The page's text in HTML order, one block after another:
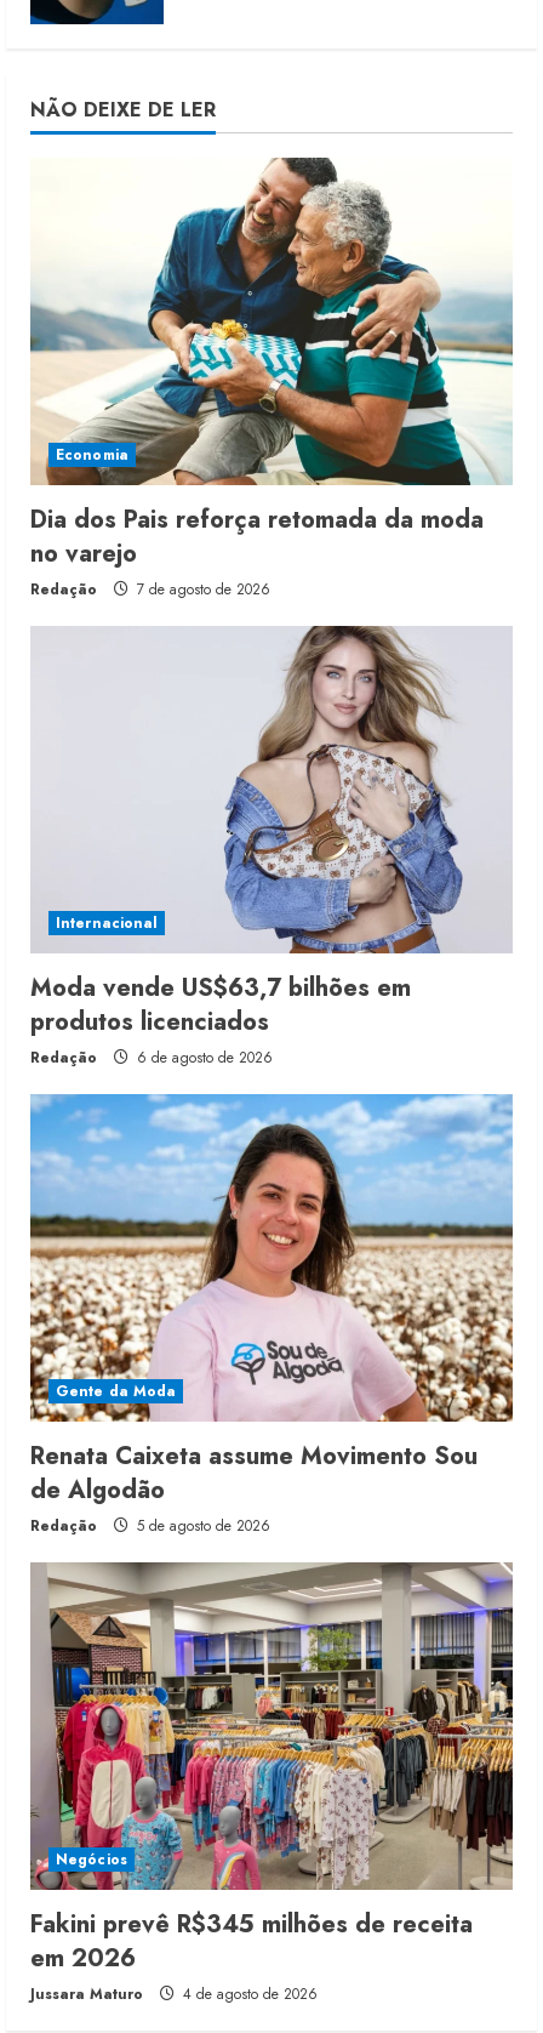
NÃO DEIXE DE LER
Economia
Dia dos Pais reforça retomada da moda
no varejo
Redação 7 de agosto de 2026
Internacional
Moda vende US$63,7 bilhões em
produtos licenciados
Redação 6 de agosto de 2026
Gente da Moda
Renata Caixeta assume Movimento Sou
de Algodão
Redação 5 de agosto de 2026
Negócios
Fakini prevê R$345 milhões de receita
em 2026
Jussara Maturo 4 de agosto de 2026